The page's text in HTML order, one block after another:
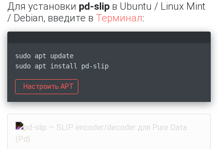
Для установки pd-slip в Ubuntu / Linux Mint
/ Debian, введите в Терминал:
sudo apt update
sudo apt install pd-slip
Настроить APT